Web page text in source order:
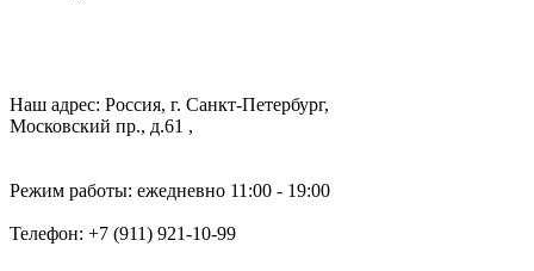
Наш адрес: Россия, г. Санкт-Петербург,
Московский пр., д.61 ,
Режим работы: ежедневно 11:00 - 19:00
Телефон: +7 (911) 921-10-99